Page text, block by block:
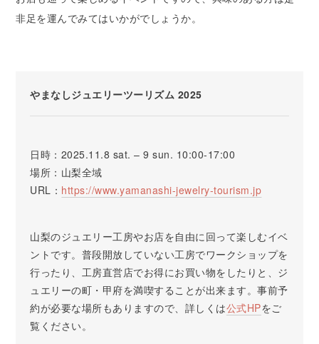
非足を運んでみてはいかがでしょうか。
やまなしジュエリーツーリズム 2025
日時：2025.11.8 sat. – 9 sun. 10:00-17:00
場所：山梨全域
URL： https://www.yamanashi-jewelry-tourism.jp
山梨のジュエリー工房やお店を自由に回って楽しむイベ
ントです。普段開放していない工房でワークショップを
行ったり、工房直営店でお得にお買い物をしたりと、ジ
ュエリーの町・甲府を満喫することが出来ます。事前予
約が必要な場所もありますので、詳しくは公式HPをご
覧ください。